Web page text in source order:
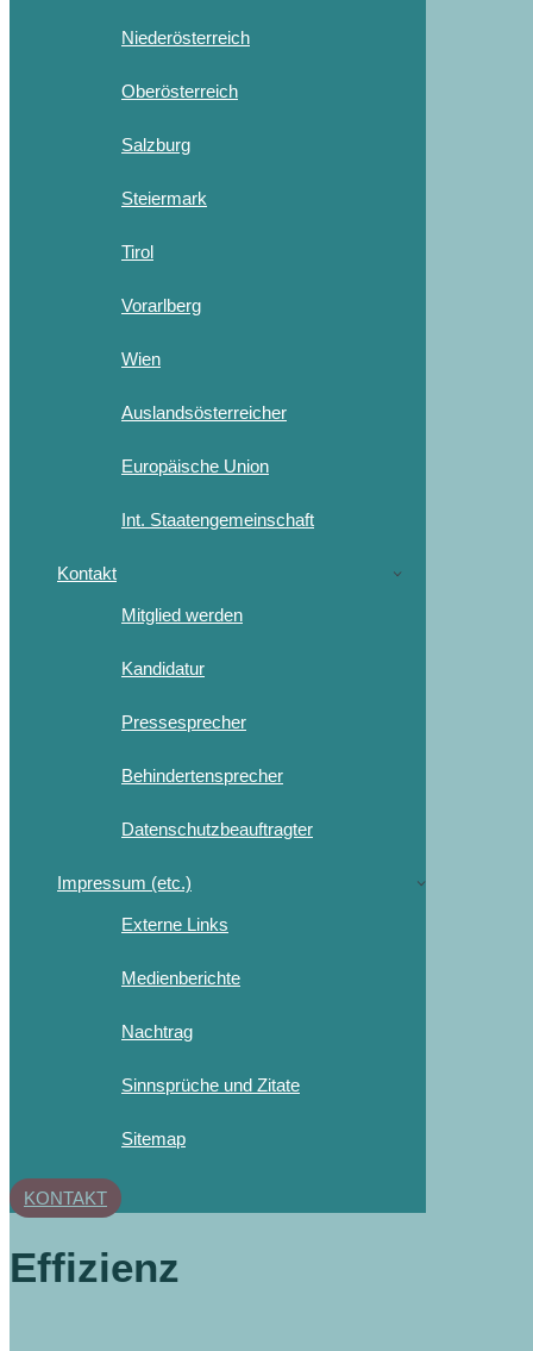
Niederösterreich
Oberösterreich
Salzburg
Steiermark
Tirol
Vorarlberg
Wien
Auslandsösterreicher
Europäische Union
Int. Staatengemeinschaft
Kontakt
Mitglied werden
Kandidatur
Pressesprecher
Behindertensprecher
Datenschutzbeauftragter
Impressum (etc.)
Externe Links
Medienberichte
Nachtrag
Sinnsprüche und Zitate
Sitemap
KONTAKT
Effizienz